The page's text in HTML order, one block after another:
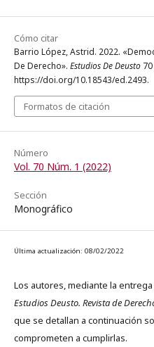
Cómo citar
Barrio López, Astrid. 2022.
De Derecho». Estudios De Deusto
https://doi.org/10.18543/ed.2493.
Formatos de citación
Número
Vol. 70 Núm. 1 (2022)
Sección
Monográfico
Última actualización: 08/02/2022
Los autores, mediante la
Estudios Deusto. Revista de
que se detallan a continuación
comprometen a cumplirlas.